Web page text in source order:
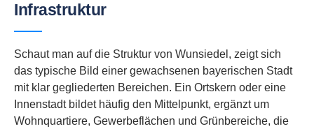
Infrastruktur
Schaut man auf die Struktur von Wunsiedel, zeigt sich
das typische Bild einer gewachsenen bayerischen Stadt
mit klar gegliederten Bereichen. Ein Ortskern oder eine
Innenstadt bildet häufig den Mittelpunkt, ergänzt um
Wohnquartiere, Gewerbeflächen und Grünbereiche, die